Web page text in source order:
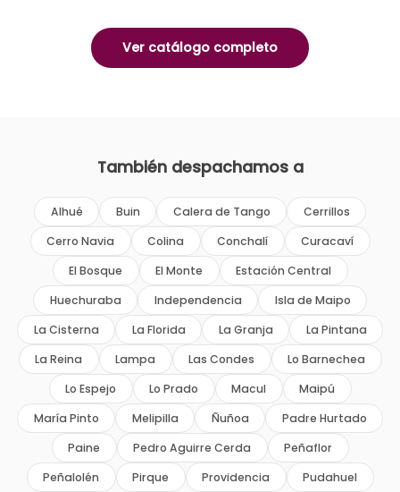
Ver catálogo completo
También despachamos a
Alhué Buin Calera de Tango
Cerrillos
Cerro Navia
Colina Conchalí
Curacaví
El Bosque
El Monte
Estación Central
Huechuraba
Independencia
Isla de Maipo
La Cisterna
La Florida La Granja
La Pintana
La Reina
Lampa Las Condes
Lo Barnechea
Lo Espejo
Lo Prado Macul
Maipú
María Pinto
Melipilla Ñuñoa
Padre Hurtado
Paine
Pedro Aguirre Cerda
Peñaflor
Peñalolén
Pirque Providencia Pudahuel